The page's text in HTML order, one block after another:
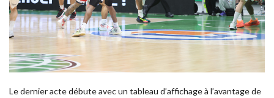
Le dernier acte débute avec un tableau d’affichage à l’avantage de